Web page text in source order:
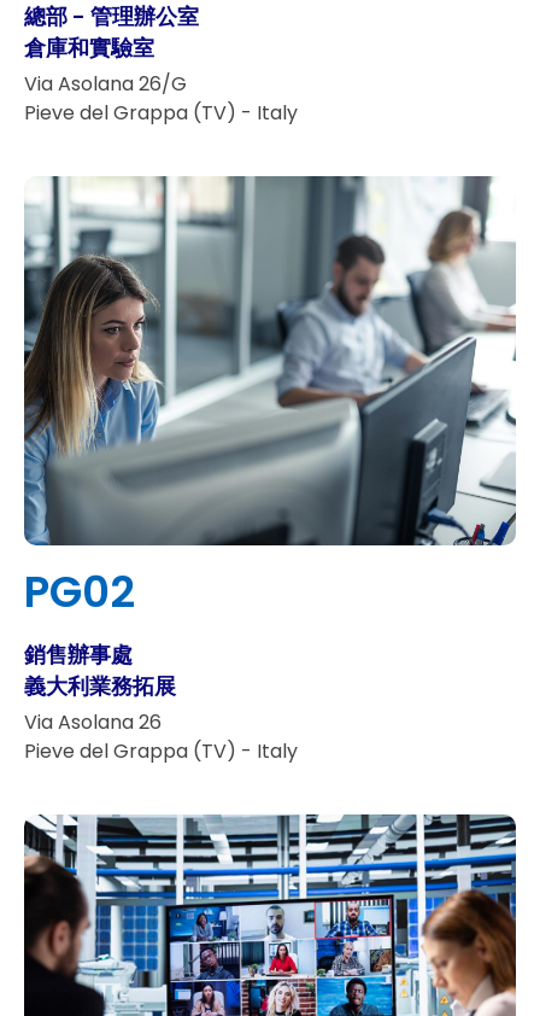
總部 - 管理辦公室
倉庫和實驗室
Via Asolana 26/G
Pieve del Grappa (TV) - Italy
PG02
銷售辦事處
義大利業務拓展
Via Asolana 26
Pieve del Grappa (TV) - Italy